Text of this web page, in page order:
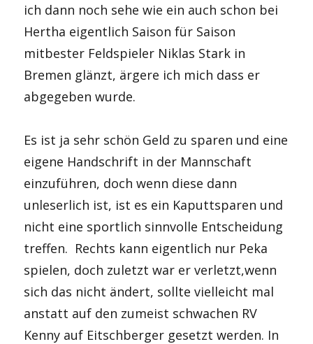
ich dann noch sehe wie ein auch schon bei
Hertha eigentlich Saison für Saison
mitbester Feldspieler Niklas Stark in
Bremen glänzt, ärgere ich mich dass er
abgegeben wurde.
Es ist ja sehr schön Geld zu sparen und eine
eigene Handschrift in der Mannschaft
einzuführen, doch wenn diese dann
unleserlich ist, ist es ein Kaputtsparen und
nicht eine sportlich sinnvolle Entscheidung
treffen. Rechts kann eigentlich nur Peka
spielen, doch zuletzt war er verletzt,wenn
sich das nicht ändert, sollte vielleicht mal
anstatt auf den zumeist schwachen RV
Kenny auf Eitschberger gesetzt werden. In